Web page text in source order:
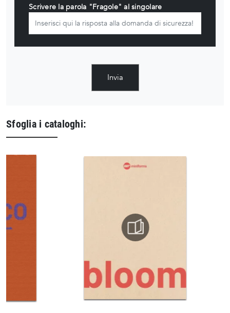
Scrivere la parola "Fragole" al singolare
Invia
Sfoglia i cataloghi: